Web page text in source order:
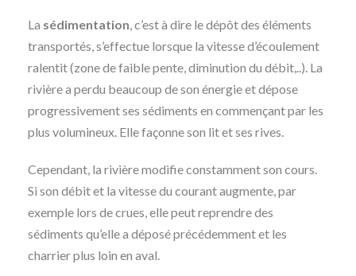
La sédimentation, c’est à dire le dépôt des éléments
transportés, s’effectue lorsque la vitesse d’écoulement
ralentit (zone de faible pente, diminution du débit,..). La
rivière a perdu beaucoup de son énergie et dépose
progressivement ses sédiments en commençant par les
plus volumineux. Elle façonne son lit et ses rives.
Cependant, la rivière modifie constamment son cours.
Si son débit et la vitesse du courant augmente, par
exemple lors de crues, elle peut reprendre des
sédiments qu’elle a déposé précédemment et les
charrier plus loin en aval.